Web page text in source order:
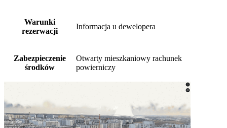
Warunki
rezerwacji
Informacja u dewelopera
Zabezpieczenie
środków
Otwarty mieszkaniowy rachunek
powierniczy